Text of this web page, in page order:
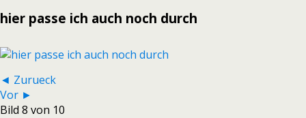
hier passe ich auch noch durch
◄ Zurueck
Vor ►
Bild 8 von 10